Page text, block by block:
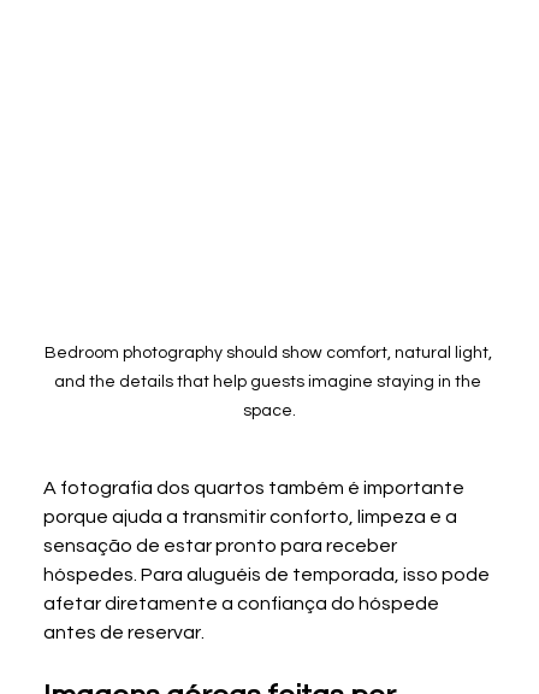
Bedroom photography should show comfort, natural light,
and the details that help guests imagine staying in the
space.
A fotografia dos quartos também é importante
porque ajuda a transmitir conforto, limpeza e a
sensação de estar pronto para receber
hóspedes. Para aluguéis de temporada, isso pode
afetar diretamente a confiança do hóspede
antes de reservar.